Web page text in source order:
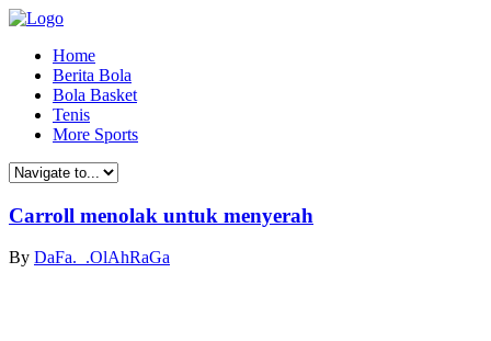
Home
Berita Bola
Bola Basket
Tenis
More Sports
Carroll menolak untuk menyerah
By DaFa._.OlAhRaGa